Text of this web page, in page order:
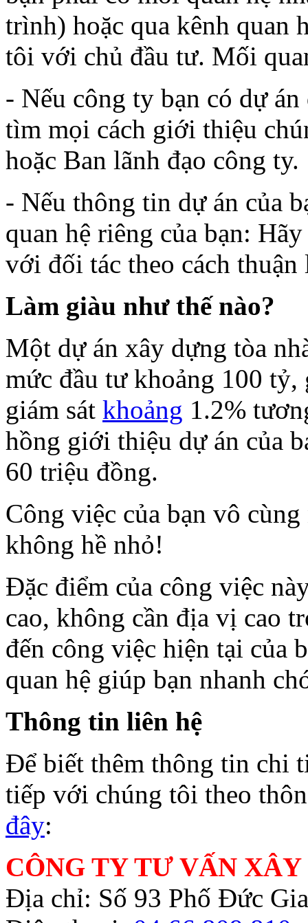
trình) hoặc qua kênh quan
tôi với chủ đầu tư. Mối
- Nếu công ty bạn có dự
tìm mọi cách giới thiệu
hoặc Ban lãnh đạo công ty.
- Nếu thông tin dự án của
quan hệ riêng của bạn:
với đối tác theo cách
Làm giàu như thế nào?
Một dự án xây dựng tòa
mức đầu tư khoảng 100
giám sát khoảng 1.2%
hồng giới thiệu dự án của
60 triệu đồng.
Công việc của bạn vô
không hề nhỏ!
Đặc điểm của công việc
cao, không cần địa vị cao
đến công việc hiện tại của
quan hệ giúp bạn nhanh
Thông tin liên hệ
Để biết thêm thông tin chi
tiếp với chúng tôi theo
đây:
CÔNG TY TƯ VẤN
Địa chỉ: Số 93 Phố Đức